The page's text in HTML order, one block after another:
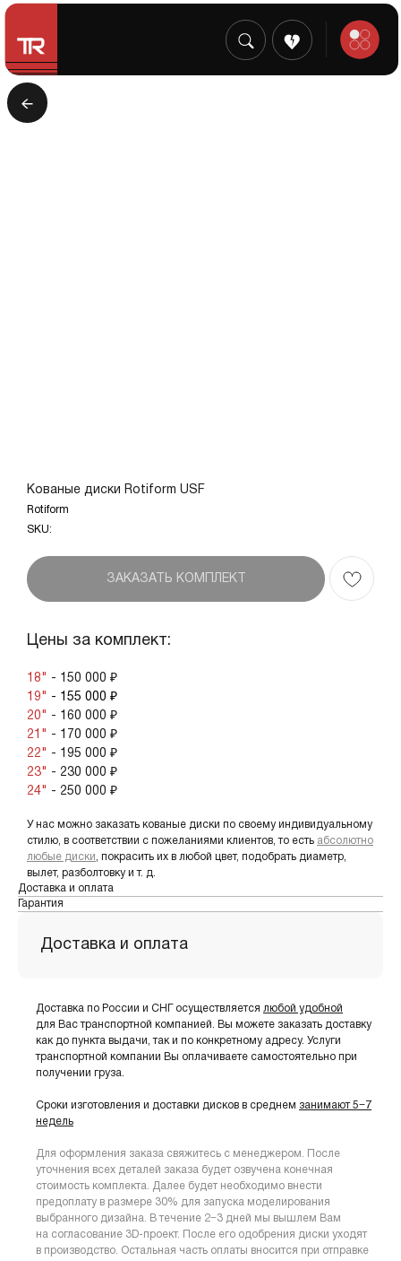
Кованые диски Rotiform USF
Rotiform
SKU:
ЗАКАЗАТЬ КОМПЛЕКТ
Цены за комплект:
18" - 150 000 ₽
19" - 155 000 ₽
20" - 160 000 ₽
21" - 170 000 ₽
22" - 195 000 ₽
23" - 230 000 ₽
24" - 250 000 ₽
У нас можно заказать кованые диски по своему индивидуальному
стилю, в соответствии с пожеланиями клиентов, то есть абсолютно
любые диски, покрасить их в любой цвет, подобрать диаметр,
вылет, разболтовку и т. д.
Доставка и оплата
Гарантия
Доставка и оплата
Доставка по России и СНГ осуществляется любой удобной
для Вас транспортной компанией. Вы можете заказать доставку
как до пункта выдачи, так и по конкретному адресу. Услуги
транспортной компании Вы оплачиваете самостоятельно при
получении груза.
Сроки изготовления и доставки дисков в среднем занимают 5−7
недель
Для оформления заказа свяжитесь с менеджером. После
уточнения всех деталей заказа будет озвучена конечная
стоимость комплекта. Далее будет необходимо внести
предоплату в размере 30% для запуска моделирования
выбранного дизайна. В течение 2−3 дней мы вышлем Вам
на согласование 3D-проект. После его одобрения диски уходят
в производство. Остальная часть оплаты вносится при отправке